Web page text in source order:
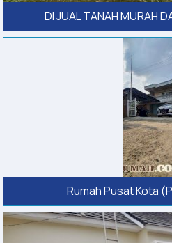
DI JUAL TANAH MURAH
Rumah Pusat Kota